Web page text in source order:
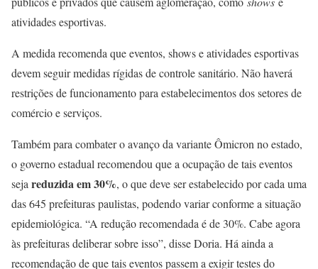
atividades esportivas.
A medida recomenda que eventos, shows e atividades esportivas
devem seguir medidas rígidas de controle sanitário. Não haverá
restrições de funcionamento para estabelecimentos dos setores de
comércio e serviços.
Também para combater o avanço da variante Ômicron no estado,
o governo estadual recomendou que a ocupação de tais eventos
seja reduzida em 30%, o que deve ser estabelecido por cada uma
das 645 prefeituras paulistas, podendo variar conforme a situação
epidemiológica. “A redução recomendada é de 30%. Cabe agora
às prefeituras deliberar sobre isso”, disse Doria. Há ainda a
recomendação de que tais eventos passem a exigir testes do